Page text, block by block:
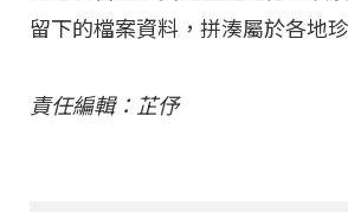
留下的檔案資料，拼湊屬於各地
責任編輯：芷伃